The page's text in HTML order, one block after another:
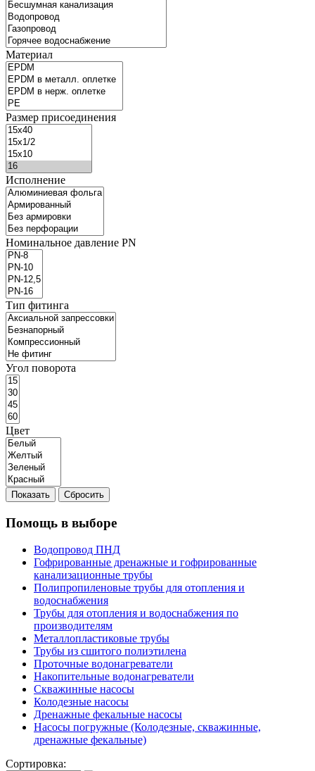
Материал
Размер присоединения
Исполнение
Номинальное давление PN
Тип фитинга
Угол поворота
Цвет
Показать Сбросить
Помощь в выборе
Водопровод ПНД
Гофрированные дренажные и гофрированные
канализационные трубы
Полипропиленовые трубы для отопления и
водоснабжения
Трубы для отопления и водоснабжения по
производителям
Металлопластиковые трубы
Трубы из сшитого полиэтилена
Проточные водонагреватели
Накопительные водонагреватели
Скважинные насосы
Колодезные насосы
Дренажные фекальные насосы
Насосы погружные (Колодезные, скважинные,
дренажные фекальные)
Сортировка: